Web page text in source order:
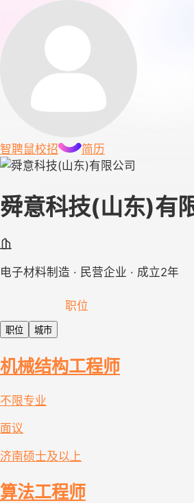
智聘鼠校招 简历
舜意科技(山东)有
电子材料制造 · 民营企业 · 成立2年
职位
职位 城市
机械结构工程师
不限专业
面议
济南硕士及以上
算法工程师